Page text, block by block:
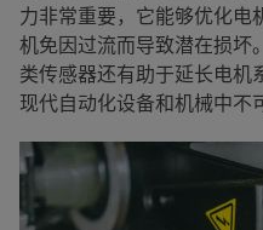
力非常重要，它能够优化电
机免因过流而导致潜在损坏
类传感器还有助于延长电机
现代自动化设备和机械中不